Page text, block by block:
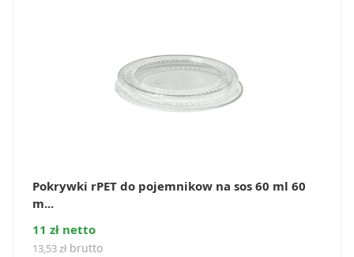
Pokrywki rPET do pojemnikow na sos 60 ml 60
m...
11 zł netto
13,53zł brutto